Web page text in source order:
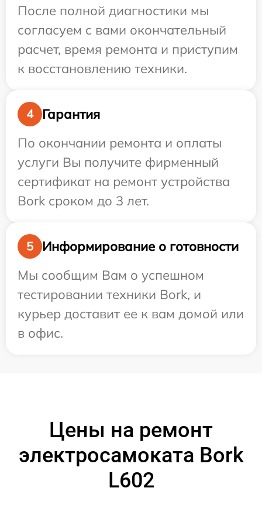
После полной диагностики мы
согласуем с вами окончательный
расчет, время ремонта и приступим
к восстановлению техники.
4
Гарантия
По окончании ремонта и оплаты
услуги Вы получите фирменный
сертификат на ремонт устройства
Bork сроком до 3 лет.
5
Информирование о готовности
Мы сообщим Вам о успешном
тестировании техники Bork, и
курьер доставит ее к вам домой или
в офис.
Цены на ремонт
электросамоката Bork
L602